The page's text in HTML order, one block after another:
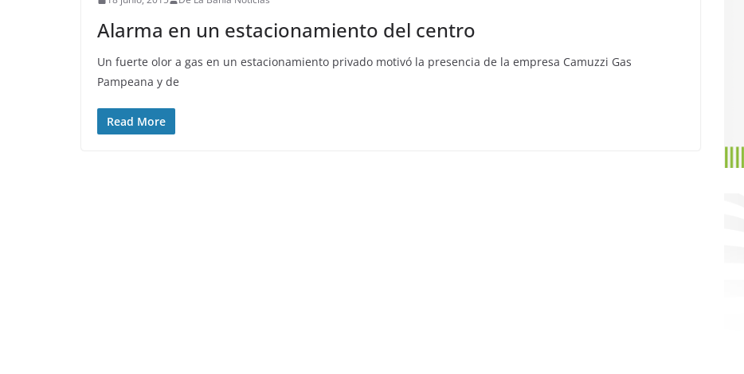
Alarma en un estacionamiento del centro
Un fuerte olor a gas en un estacionamiento privado motivó la presencia de la empresa Camuzzi Gas
Pampeana y de
Read More